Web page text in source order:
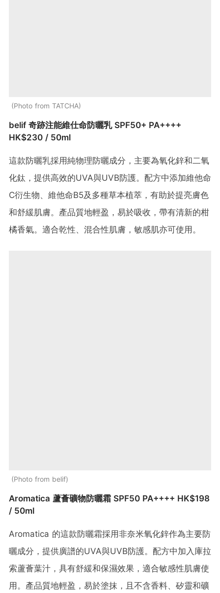
Photo from TATCHA
belif 奇跡注能維仕命防曬乳 SPF50+ PA++++
HK$230 / 50ml
這款防曬乳採用純物理防曬成分，主要為氧化鋅和二氧
化鈦，提供高效的UVA與UVB防護。​配方中添加維他命
C衍生物、維他命B5及多種草本植萃，有助於提亮膚色
和舒緩肌膚。​產品質地輕盈，易於吸收，帶有清新的柑
橘香氣。​適合乾性、混合性肌膚，敏感肌亦可使用。​
Photo from belif
Aromatica 蘆薈礦物防曬霜 SPF50 PA++++ HK$198
/ 50ml
Aromatica 的這款防曬霜採用非奈米氧化鋅作為主要防
曬成分，提供廣譜的UVA與UVB防護。​配方中加入庫拉
索蘆薈葉汁，具有舒緩和保濕效果，適合敏感性肌膚使
用。​產品質地輕盈，易於塗抹，且不含香料、矽靈和礦